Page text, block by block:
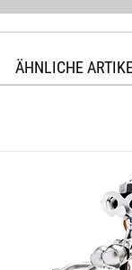
ÄHNLICHE